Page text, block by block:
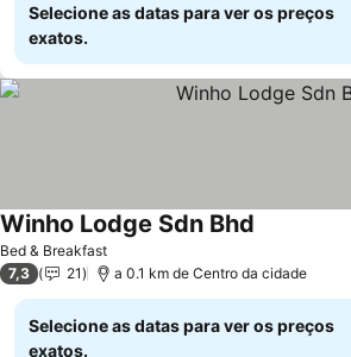
Selecione as datas para ver os preços
exatos.
Bed & Breakfast
Winho Lodge Sdn Bhd
7,3 21 a 0.1 km de Centro da cidade
Selecione as datas para ver os preços
exatos.